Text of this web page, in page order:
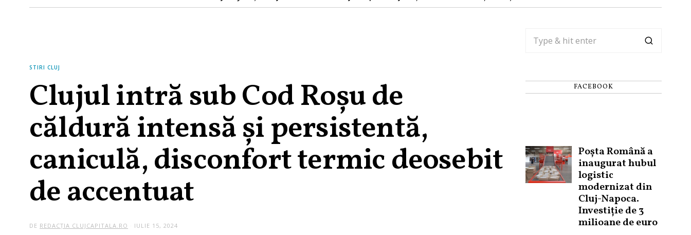
STIRI CLUJ
Clujul intră sub Cod Roșu de
căldură intensă și persistentă,
caniculă, disconfort termic deosebit
de accentuat
DE REDACȚIA CLUJCAPITALA.RO IULIE 15, 2024
FACEBOOK
Poșta Română a
inaugurat hubul
logistic
modernizat din
Cluj-Napoca.
Investiție de 3
milioane de euro